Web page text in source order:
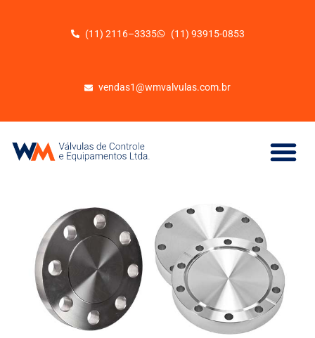
(11) 2116–3335 (11) 93915-0853
vendas1@wmvalvulas.com.br